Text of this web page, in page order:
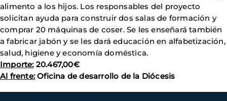
alimento a los hijos. Los responsables del proyecto
solicitan ayuda para construir dos salas de formación y
comprar 20 máquinas de coser. Se les enseñará también
a fabricar jabón y se les dará educación en alfabetización,
salud, higiene y economía doméstica.
Importe:20.467,00€
Al frente:Oficina de desarrollo de la Diócesis